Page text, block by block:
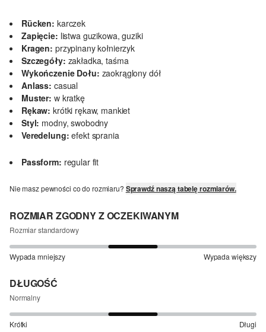
Rücken: karczek
Zapięcie: listwa guzikowa, guziki
Kragen: przypinany kołnierzyk
Szczegóły: zakładka, taśma
Wykończenie Dołu: zaokrąglony dół
Anlass: casual
Muster: w kratkę
Rękaw: krótki rękaw, mankiet
Styl: modny, swobodny
Veredelung: efekt sprania
Passform: regular fit
Nie masz pewności co do rozmiaru? Sprawdź naszą tabelę rozmiarów.
ROZMIAR ZGODNY Z OCZEKIWANYM
Rozmiar standardowy
Wypada mniejszy Wypada większy
DŁUGOŚĆ
Normalny
Krótki Długi